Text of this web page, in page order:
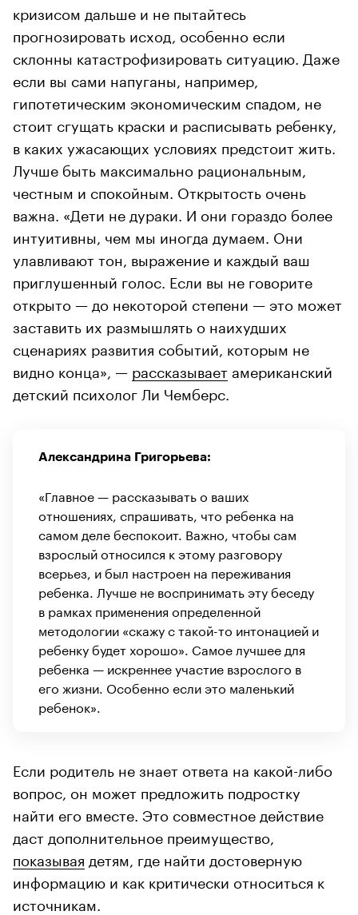
кризисом дальше и не пытайтесь
прогнозировать исход, особенно если
склонны катастрофизировать ситуацию. Даже
если вы сами напуганы, например,
гипотетическим экономическим спадом, не
стоит сгущать краски и расписывать ребенку,
в каких ужасающих условиях предстоит жить.
Лучше быть максимально рациональным,
честным и спокойным. Открытость очень
важна. «Дети не дураки. И они гораздо более
интуитивны, чем мы иногда думаем. Они
улавливают тон, выражение и каждый ваш
приглушенный голос. Если вы не говорите
открыто — до некоторой степени — это может
заставить их размышлять о наихудших
сценариях развития событий, которым не
видно конца», — рассказываетамериканский
детский психолог Ли Чемберс.
Александрина Григорьева:
«Главное — рассказывать о ваших
отношениях, спрашивать, что ребенка на
самом деле беспокоит. Важно, чтобы сам
взрослый относился к этому разговору
всерьез, и был настроен на переживания
ребенка. Лучше не воспринимать эту беседу
в рамках применения определенной
методологии «скажу с такой-то интонацией и
ребенку будет хорошо». Самое лучшее для
ребенка — искреннее участие взрослого в
его жизни. Особенно если это маленький
ребенок».
Если родитель не знает ответа на какой-либо
вопрос, он может предложить подростку
найти его вместе. Это совместное действие
даст дополнительное преимущество,
показывая детям, где найти достоверную
информацию и как критически относиться к
источникам.